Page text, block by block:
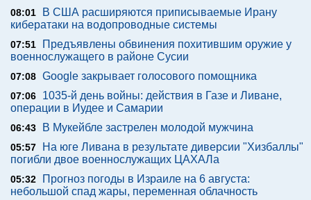
08:01
В США расширяются приписываемые Ирану
кибератаки на водопроводные системы
07:51
Предъявлены обвинения похитившим оружие у
военнослужащего в районе Сусии
07:08 Google закрывает голосового помощника
07:06
1035-й день войны: действия в Газе и Ливане,
операции в Иудее и Самарии
06:43 В Мукейбле застрелен молодой мужчина
05:57
На юге Ливана в результате диверсии "Хизбаллы"
погибли двое военнослужащих ЦАХАЛа
05:32
Прогноз погоды в Израиле на 6 августа:
небольшой спад жары, переменная облачность